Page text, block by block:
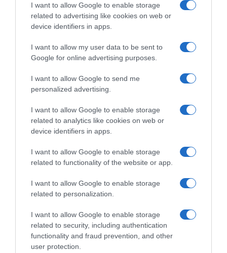
I want to allow Google to enable storage
related to advertising like cookies on web or
device identifiers in apps.
I want to allow my user data to be sent to
Google for online advertising purposes.
I want to allow Google to send me
personalized advertising.
I want to allow Google to enable storage
related to analytics like cookies on web or
device identifiers in apps.
I want to allow Google to enable storage
related to functionality of the website or app.
I want to allow Google to enable storage
related to personalization.
I want to allow Google to enable storage
related to security, including authentication
functionality and fraud prevention, and other
user protection.
εμφανίσουν εξατομικευμένο περιεχόμενο για
το χρήστη.
Γιατί τα χρησιμοποιεί ο
δικτυακός τόπος μας;
Για την εύρυθμη λειτουργία του δικτυακού
τόπου μας και τη βέλτιστη εμπειρία των
επισκεπτών του.
Τι γίνεται με τα
προσωπικά δεδομένα
των χρηστών;